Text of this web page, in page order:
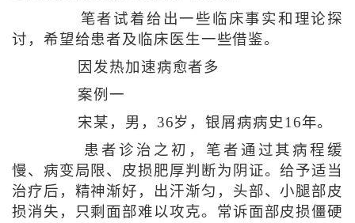
笔者试着给出一些临床事实和理论探
讨，希望给患者及临床医生一些借鉴。
因发热加速病愈者多
案例一
宋某，男，36岁，银屑病病史16年。
患者诊治之初，笔者通过其病程缓
慢、病变局限、皮损肥厚判断为阴证。给予适当
治疗后，精神渐好，出汗渐匀，头部、小腿部皮
损消失，只剩面部难以攻克。常诉面部皮损僵硬